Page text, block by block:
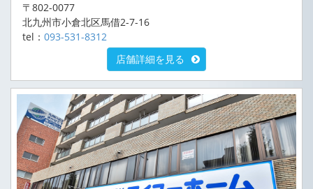
〒802-0077
北九州市小倉北区馬借2-7-16
tel： 093-531-8312
店舗詳細を見る